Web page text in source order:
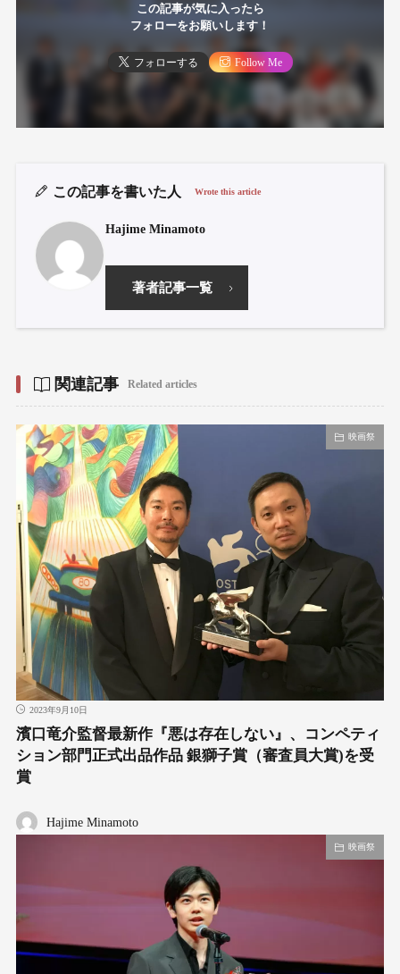
この記事が気に入ったら
フォローをお願いします！
フォローする Follow Me
この記事を書いた人 Wrote this article
Hajime Minamoto
著者記事一覧
関連記事 Related articles
映画祭
2023年9月10日
濱口竜介監督最新作『悪は存在しない』、コンペティ
ション部門正式出品作品 銀獅子賞（審査員大賞)を受
賞
Hajime Minamoto
映画祭